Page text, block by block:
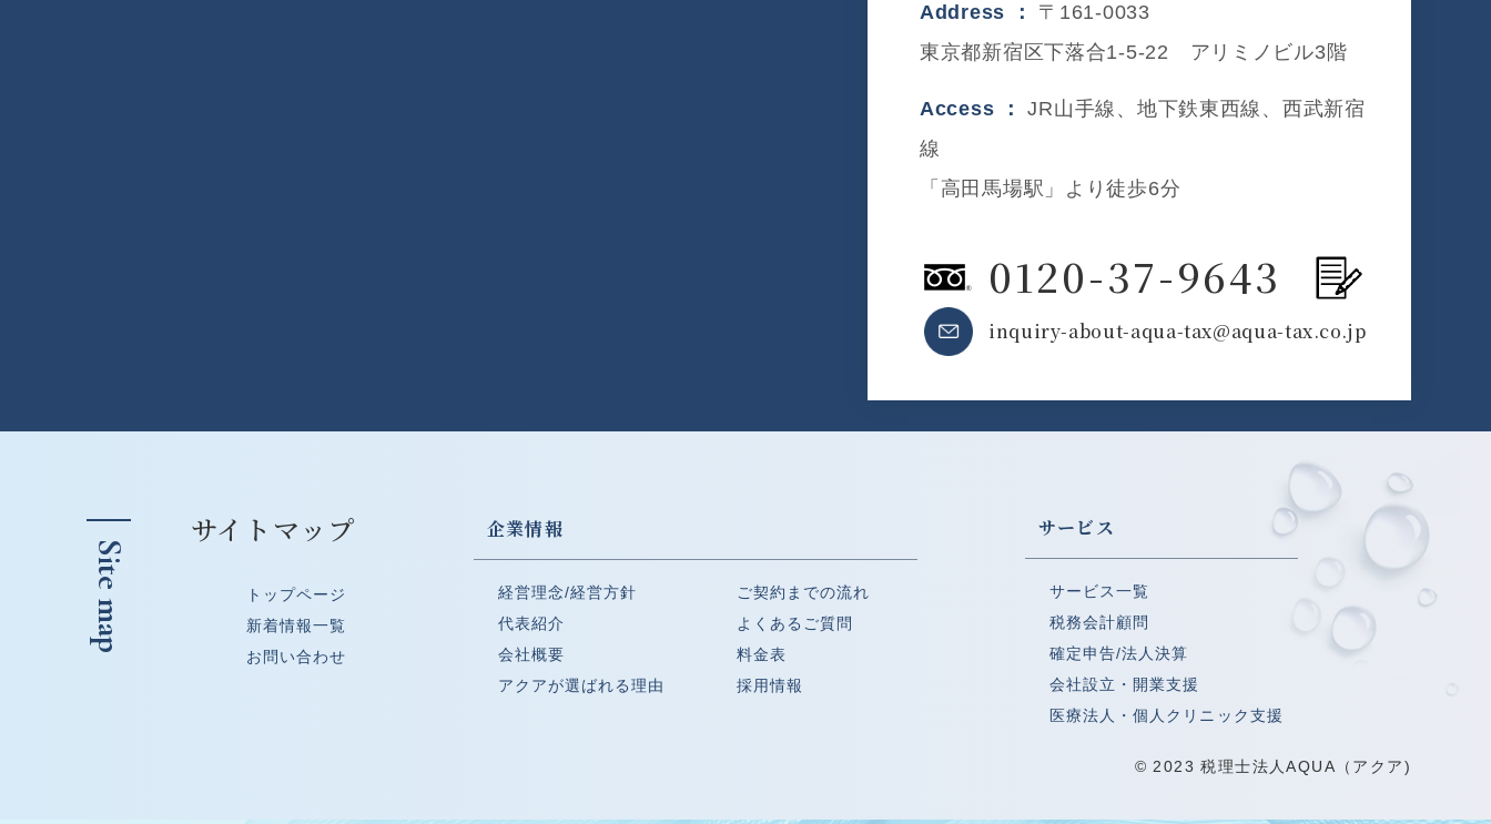
Address ： 〒161-0033
東京都新宿区下落合1-5-22 アリミノビル3階
Access ：JR山手線、地下鉄東西線、西武新宿
線
「高田馬場駅」より徒歩6分
0120-37-9643
inquiry-about-aqua-tax@aqua-tax.co.jp
Site map
サイトマップ
トップページ
新着情報一覧
お問い合わせ
企業情報
経営理念/経営方針
代表紹介
会社概要
アクアが選ばれる理由
ご契約までの流れ
よくあるご質問
料金表
採用情報
サービス
サービス一覧
税務会計顧問
確定申告/法人決算
会社設立・開業支援
医療法人・個人クリニック支援
© 2023 税理士法人AQUA（アクア)